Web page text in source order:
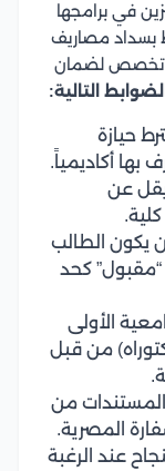
في برامجها
بسداد مصاريف
تخصص لضمان
التالية:
حيازة
أكاديمياً.
يقل عن
يكون الطالب
“مقبول” كحد
الأولى
من قبل
المستندات من
المصرية.
عند الرغبة